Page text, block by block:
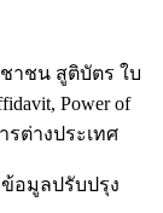
าชน สูติบัตร ใบ
Power of
รต่างประเทศ
ข้อมูลปรับปรุง